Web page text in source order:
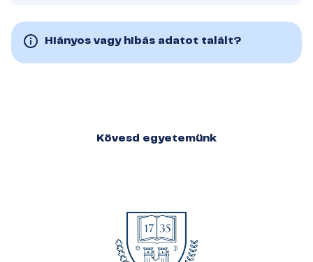
Hiányos vagy hibás adatot talált?
Kövesd egyetemünk